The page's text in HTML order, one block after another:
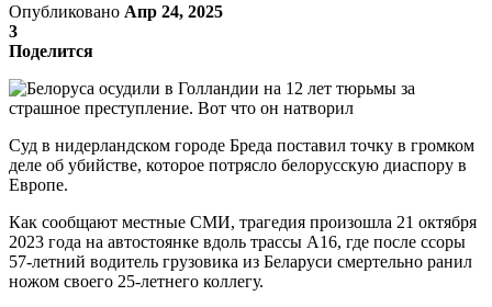
Опубликовано Апр 24, 2025
3
Поделится
Суд в нидерландском городе Бреда поставил точку в громком
деле об убийстве, которое потрясло белорусскую диаспору в
Европе.
Как сообщают местные СМИ, трагедия произошла 21 октября
2023 года на автостоянке вдоль трассы A16, где после ссоры
57-летний водитель грузовика из Беларуси смертельно ранил
ножом своего 25-летнего коллегу.